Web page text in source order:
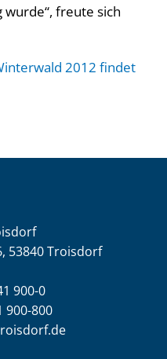
wurde“, freute sich
2012 findet
53840 Troisdorf
900-0
900-800